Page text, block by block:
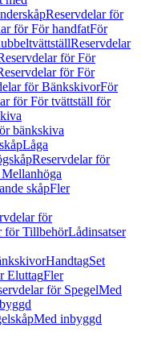
Reservdelar för
för För handfatFör
Reservdelar
för För
för För
för BänkskivorFör
för För tvättställ för
bänkskiva
Låga
Reservdelar för
skåpFler
för
för TillbehörLådinsatser
HandtagSet
EluttagFler
för SpegelMed
Med inbyggd